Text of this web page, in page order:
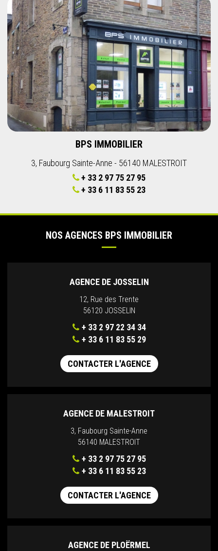
BPS IMMOBILIER
3, Faubourg Sainte-Anne - 56140 MALESTROIT
+ 33 2 97 75 27 95
+ 33 6 11 83 55 23
NOS AGENCES BPS IMMOBILIER
AGENCE DE JOSSELIN
12, Rue des Trente
56120 JOSSELIN
+ 33 2 97 22 34 34
+ 33 6 11 83 55 29
CONTACTER L'AGENCE
AGENCE DE MALESTROIT
3, Faubourg Sainte-Anne
56140 MALESTROIT
+ 33 2 97 75 27 95
+ 33 6 11 83 55 23
CONTACTER L'AGENCE
AGENCE DE PLOËRMEL